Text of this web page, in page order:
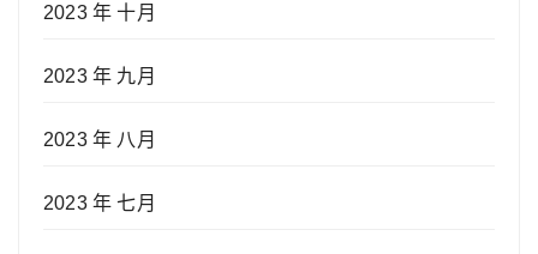
2023 年 十月
2023 年 九月
2023 年 八月
2023 年 七月